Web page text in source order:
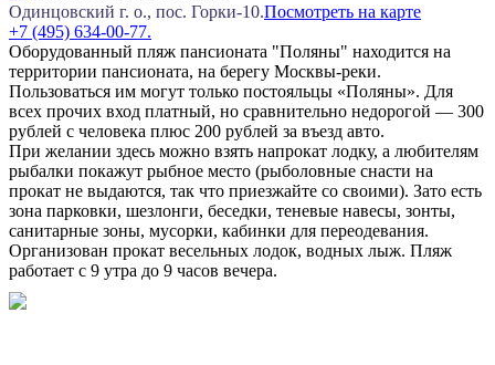
Одинцовский г. о., пос. Горки-10.Посмотреть на карте
+7 (495) 634-00-77.
Оборудованный пляж пансионата "Поляны" находится на
территории пансионата, на берегу Москвы-реки.
Пользоваться им могут только постояльцы «Поляны». Для
всех прочих вход платный, но сравнительно недорогой — 300
рублей с человека плюс 200 рублей за въезд авто.
При желании здесь можно взять напрокат лодку, а любителям
рыбалки покажут рыбное место (рыболовные снасти на
прокат не выдаются, так что приезжайте со своими). Зато есть
зона парковки, шезлонги, беседки, теневые навесы, зонты,
санитарные зоны, мусорки, кабинки для переодевания.
Организован прокат весельных лодок, водных лыж. Пляж
работает с 9 утра до 9 часов вечера.